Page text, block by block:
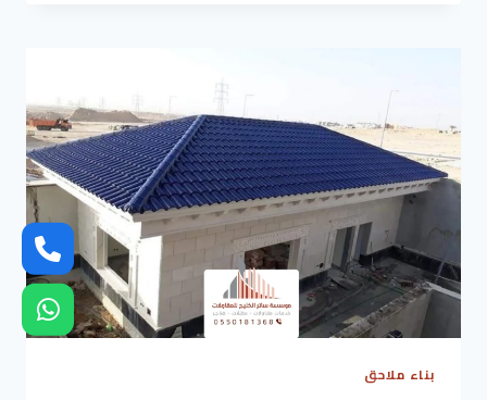
غرف
زجاجيه
للحدائق
والسطوح
بالرياض
بناء ملاحق